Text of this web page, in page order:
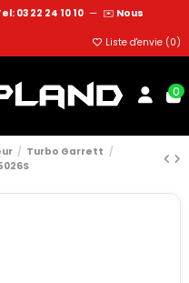
03 22 24 10 10 — ✉️ Nous
Liste d'envie (0)
0
Turbo Garrett